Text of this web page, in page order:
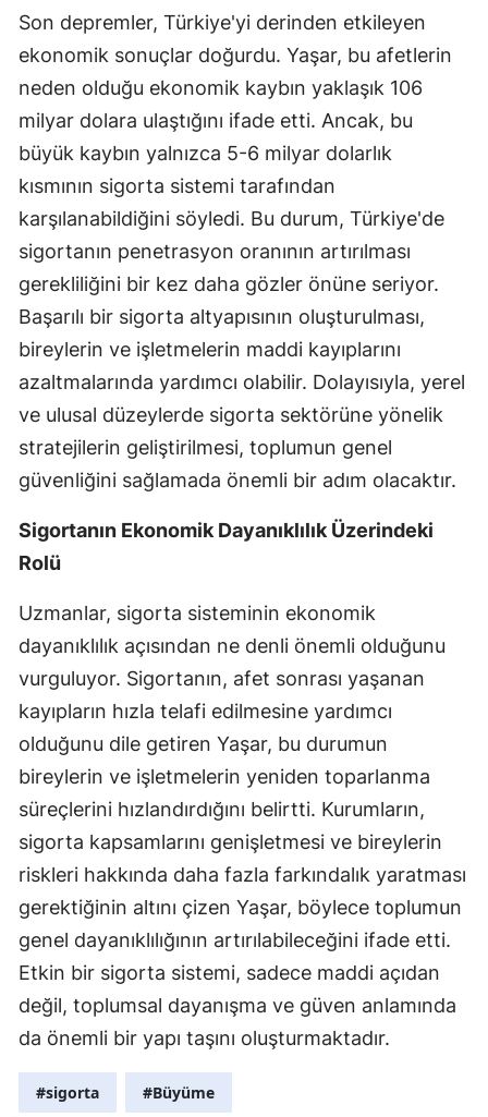
Zonguldak
Aksaray
Karaman
Kırıkkale
Batman
Şırnak
Bartın
Ardahan
Iğdır
Yalova
Kilis
Düzce
Son depremler, Türkiye'yi derinden etkileyen
ekonomik sonuçlar doğurdu. Yaşar, bu afetlerin
neden olduğu ekonomik kaybın yaklaşık 106
milyar dolara ulaştığını ifade etti. Ancak, bu
büyük kaybın yalnızca 5-6 milyar dolarlık
kısmının sigorta sistemi tarafından
karşılanabildiğini söyledi. Bu durum, Türkiye'de
sigortanın penetrasyon oranının artırılması
gerekliliğini bir kez daha gözler önüne seriyor.
Başarılı bir sigorta altyapısının oluşturulması,
bireylerin ve işletmelerin maddi kayıplarını
azaltmalarında yardımcı olabilir. Dolayısıyla, yerel
ve ulusal düzeylerde sigorta sektörüne yönelik
stratejilerin geliştirilmesi, toplumun genel
güvenliğini sağlamada önemli bir adım olacaktır.
Sigortanın Ekonomik Dayanıklılık Üzerindeki
Rolü
Uzmanlar, sigorta sisteminin ekonomik
dayanıklılık açısından ne denli önemli olduğunu
vurguluyor. Sigortanın, afet sonrası yaşanan
kayıpların hızla telafi edilmesine yardımcı
olduğunu dile getiren Yaşar, bu durumun
bireylerin ve işletmelerin yeniden toparlanma
süreçlerini hızlandırdığını belirtti. Kurumların,
sigorta kapsamlarını genişletmesi ve bireylerin
riskleri hakkında daha fazla farkındalık yaratması
gerektiğinin altını çizen Yaşar, böylece toplumun
genel dayanıklılığının artırılabileceğini ifade etti.
Etkin bir sigorta sistemi, sadece maddi açıdan
değil, toplumsal dayanışma ve güven anlamında
da önemli bir yapı taşını oluşturmaktadır.
#sigorta #Büyüme